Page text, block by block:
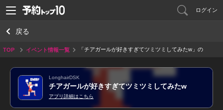
ログイン
戻る
TOP イベント情報一覧
「チアガールが好きすぎてツミツミしてみたw」の
LonghairDSK
チアガールが好きすぎてツミツミしてみたw
アプリ詳細はこちら